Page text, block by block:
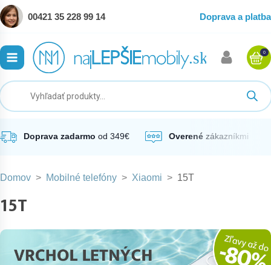
00421 35 228 99 14 Doprava a platba
0
Doprava zadarmo od 349€ Overené zákazníkmi
Domov > Mobilné telefóny > Xiaomi > 15T
15T